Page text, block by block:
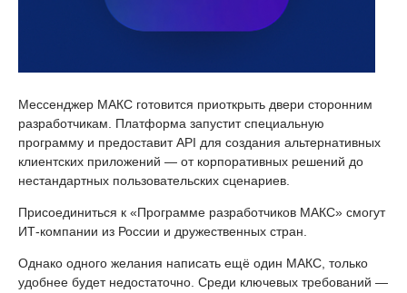
Мессенджер МАКС готовится приоткрыть двери сторонним
разработчикам. Платформа запустит специальную
программу и предоставит API для создания альтернативных
клиентских приложений — от корпоративных решений до
нестандартных пользовательских сценариев.
Присоединиться к «Программе разработчиков МАКС» смогут
ИТ-компании из России и дружественных стран.
Однако одного желания написать ещё один МАКС, только
удобнее будет недостаточно. Среди ключевых требований —